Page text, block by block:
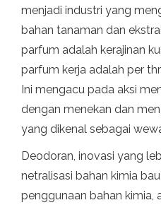
menjadi industri yang
bahan tanaman dan
parfum adalah kerajinan
parfum kerja adalah per
Ini mengacu pada aksi
dengan menekan dan
yang dikenal sebagai
Deodoran, inovasi yang
netralisasi bahan kimia
penggunaan bahan kimia,